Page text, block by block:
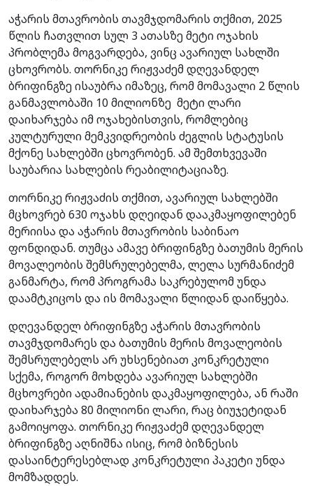
აჭარის მთავრობის თავმჯდომარის თქმით, 2025
წლის ჩათვლით სულ 3 ათასზე მეტი ოჯახის
პრობლემა მოგვარდება, ვინც ავარიულ სახლში
ცხოვრობს. თორნიკე რიჟვაძემ დღევანდელ
ბრიფინგზე ისაუბრა იმაზეც, რომ მომავალი 2 წლის
განმავლობაში 10 მილიონზე მეტი ლარი
დაიხარჯება იმ ოჯახებისთვის, რომლებიც
კულტურული მემკვიდრეობის ძეგლის სტატუსის
მქონე სახლებში ცხოვრობენ. ამ შემთხვევაში
საუბარია სახლების რეაბილიტაციაზე.
თორნიკე რიჟვაძის თქმით, ავარიულ სახლებში
მცხოვრებ 630 ოჯახს დღეიდან დააკმაყოფილებენ
მერიისა და აჭარის მთავრობის საბინაო
ფონდიდან. თუმცა ამავე ბრიფინგზე ბათუმის მერის
მოვალეობის შემსრულებელმა, ლელა სურმანიძემ
განმარტა, რომ პროგრამა საკრებულომ უნდა
დაამტკიცოს და ის მომავალი წლიდან დაიწყება.
დღევანდელ ბრიფინგზე აჭარის მთავრობის
თავმჯდომარეს და ბათუმის მერის მოვალეობის
შემსრულებელს არ უხსენებიათ კონკრეტული
სქემა, როგორ მოხდება ავარიულ სახლებში
მცხოვრები ადამიანების დაკმაყოფილება, ან რაში
დაიხარჯება 80 მილიონი ლარი, რაც ბიუჯეტიდან
გამოიყოფა. თორნიკე რიჟვაძემ დღევანდელ
ბრიფინგზე აღნიშნა ისიც, რომ ბიზნესის
დასაინტერესებლად კონკრეტული პაკეტი უნდა
მომზადდეს.